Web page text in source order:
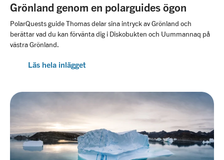
Grönland genom en polarguides ögon
PolarQuests guide Thomas delar sina intryck av Grönland och
berättar vad du kan förvänta dig i Diskobukten och Uummannaq på
västra Grönland.
Läs hela inlägget